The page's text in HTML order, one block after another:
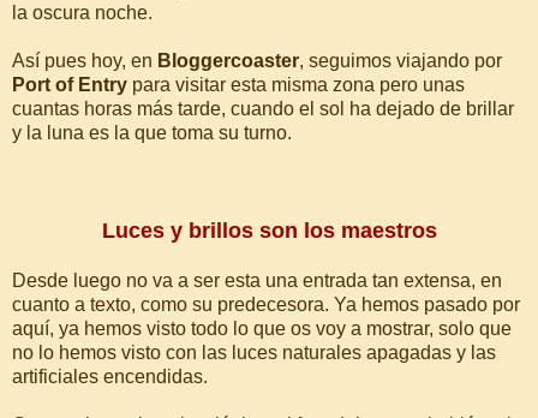
la oscura noche.
Así pues hoy, en Bloggercoaster, seguimos viajando por
Port of Entry para visitar esta misma zona pero unas
cuantas horas más tarde, cuando el sol ha dejado de brillar
y la luna es la que toma su turno.
Luces y brillos son los maestros
Desde luego no va a ser esta una entrada tan extensa, en
cuanto a texto, como su predecesora. Ya hemos pasado por
aquí, ya hemos visto todo lo que os voy a mostrar, solo que
no lo hemos visto con las luces naturales apagadas y las
artificiales encendidas.